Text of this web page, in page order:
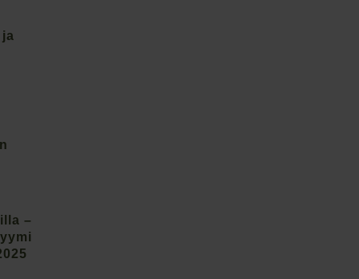
–